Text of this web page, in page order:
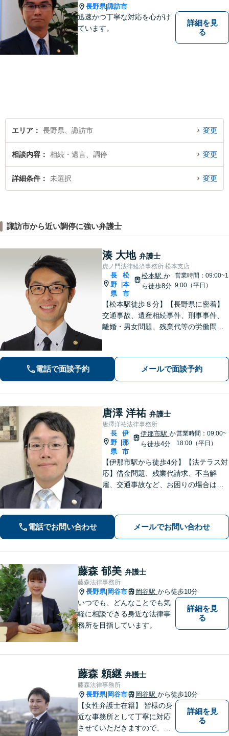
長野県|諏訪市
迅速かつ丁寧な対応を心がけ
ています。
詳細を見
る
エリア 長野県、諏訪市 変更
相談内容 相続・遺言、調停 変更
詳細条件 未選択 変更
諏訪市から近い調停に強い弁護士
湊 大地 弁護士
虎ノ門法律経済事務所 松本支店
長
野
県
松
本
市
松本駅 か
ら徒歩8分
営業時間：09:00~1
9:00（平日）
【松本駅徒歩８分】【長野県に密着】
交通事故、遺産相続事件、刑事事件、
離婚・男女問題、残業代等の労働問題
頼者様と共に歩みます。お一人で悩ま
ず是非ご相談ください。
電話で面談予約 メールで面談予約
唐澤 洋祐 弁護士
唐澤洋祐法律事務所
長
野
県
伊
那
市
伊那市駅 か
ら徒歩4分
営業時間：09:00~
18:00（平日）
【伊那市駅から徒歩4分】【法テラス対
応】借金問題、残業代請求、不当解
雇、交通事故など、お困りの場合はす
ます!【秘密厳守】【破産管財人】
電話でお問い合わせ メールでお問い合わせ
藤森 郁美 弁護士
藤森法律事務所
長野県| 岡谷市 岡谷駅 から徒歩10分
いつでも、どんなことでも気
軽に相談できる身近な法律事
務所を目指しています。
詳細を見
る
藤森 頼継 弁護士
藤森法律事務所
長野県| 岡谷市 岡谷駅 から徒歩10分
【女性弁護士在籍】 皆様の身
近な事務所として丁寧に対応
させていただきますので、お
詳細を見
る